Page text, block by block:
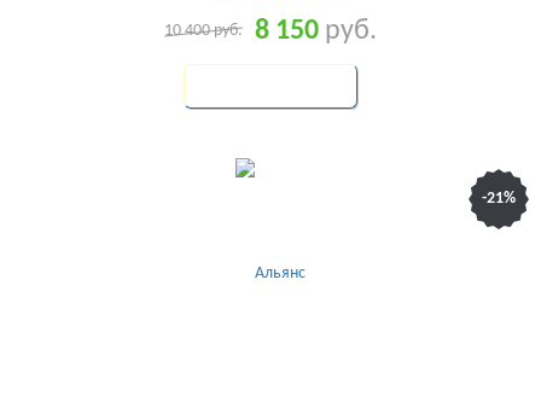
10 400руб. 8 150 руб.
-21%